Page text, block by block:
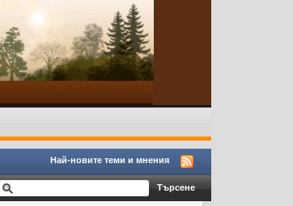
Най-новите теми и мнения